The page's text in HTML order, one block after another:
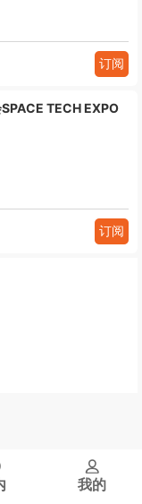
订阅
TECH EXPO
订阅
我的